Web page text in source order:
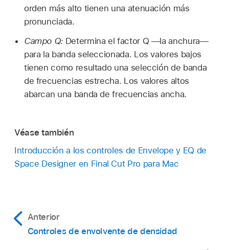
orden más alto tienen una atenuación más
pronunciada.
Campo Q: Determina el factor Q —la anchura—
para la banda seleccionada. Los valores bajos
tienen como resultado una selección de banda
de frecuencias estrecha. Los valores altos
abarcan una banda de frecuencias ancha.
Véase también
Introducción a los controles de Envelope y EQ de
Space Designer en Final Cut Pro para Mac
Anterior
Controles de envolvente de densidad